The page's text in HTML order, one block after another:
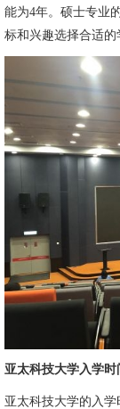
能为4年。硕士专业
标和兴趣选择合适的
亚太科技大学入学时
亚太科技大学的入